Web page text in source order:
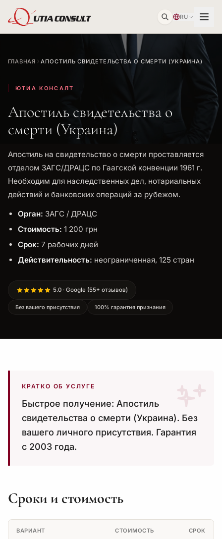
RU
ГЛАВНАЯ АПОСТИЛЬ СВИДЕТЕЛЬСТВА О СМЕРТИ (УКРАИНА)
ЮТИА КОНСАЛТ
Апостиль свидетельства о
смерти (Украина)
Апостиль на свидетельство о смерти проставляется
отделом ЗАГС/ДРАЦС по Гаагской конвенции 1961 г.
Необходим для наследственных дел, нотариальных
действий и банковских операций за рубежом.
Орган: ЗАГС / ДРАЦС
Стоимость: 1 200 грн
Срок: 7 рабочих дней
Действительность: неограниченная, 125 стран
5.0 · Google (55+ отзывов)
Без вашего присутствия 100% гарантия признания
КРАТКО ОБ УСЛУГЕ
Быстрое получение: Апостиль
свидетельства о смерти (Украина). Без
вашего личного присутствия. Гарантия
с 2003 года.
Сроки и стоимость
ВАРИАНТ СТОИМОСТЬ СРОК